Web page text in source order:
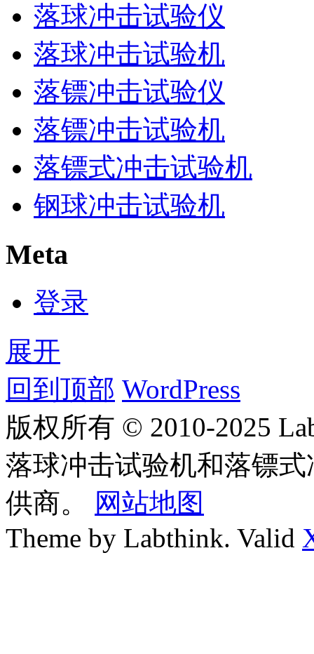
落球冲击试验仪
落球冲击试验机
落镖冲击试验仪
落镖冲击试验机
落镖式冲击试验机
钢球冲击试验机
Meta
登录
展开
回到顶部 WordPress
版权所有 © 2010-2025
落球冲击试验机和落镖
供商。
网站地图
Theme by Labthink. Valid